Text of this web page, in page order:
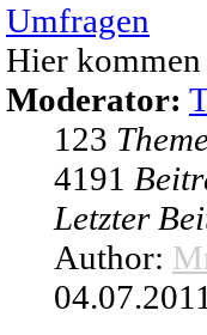
Umfragen
Hier
Moderator:
123
4191
Letzter
Author: